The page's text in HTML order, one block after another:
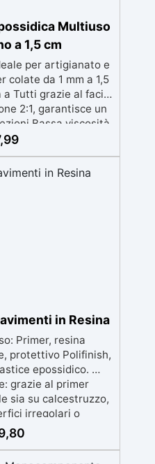
Multiuso
a 1,5 cm
per artigianato e
colate da 1 mm a 1,5
Tutti grazie al facile
2:1, garantisce un
Bassa viscosità
compatibile con
catalisi atossica e
la pelle, Bpa Free e
in Resina
Primer, resina
protettivo Polifinish,
epossidico. ✅
grazie al primer
sia su calcestruzzo,
irregolari o
da applicare: Video
3 semplici passaggi,